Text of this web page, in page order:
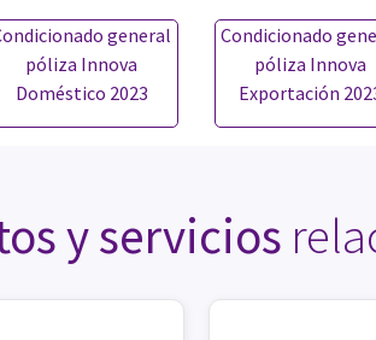
general
póliza Innova
Doméstico 2023
Condicionado
póliza Innova
Exportación
y servicios